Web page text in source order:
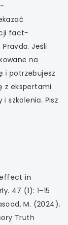
fact-
Jeśli
na
i potrzebujesz
z ekspertami
szkolenia. Pisz
effect in
47 (1): 1–15
M. (2024).
Truth